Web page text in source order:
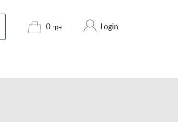
0 грн Login